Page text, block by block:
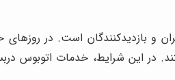
و بازدیدکنندگان است. در
در این شرایط، خدمات اتوبوس